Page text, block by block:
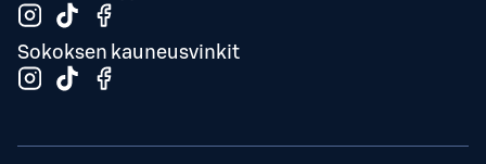
Sokoksen kauneusvinkit